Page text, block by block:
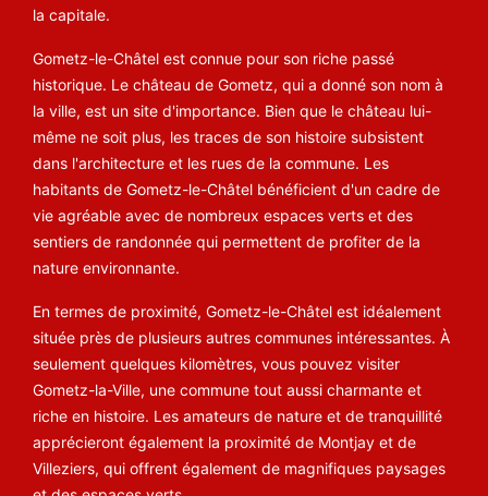
la capitale.
Gometz-le-Châtel est connue pour son riche passé
historique. Le château de Gometz, qui a donné son nom à
la ville, est un site d'importance. Bien que le château lui-
même ne soit plus, les traces de son histoire subsistent
dans l'architecture et les rues de la commune. Les
habitants de Gometz-le-Châtel bénéficient d'un cadre de
vie agréable avec de nombreux espaces verts et des
sentiers de randonnée qui permettent de profiter de la
nature environnante.
En termes de proximité, Gometz-le-Châtel est idéalement
située près de plusieurs autres communes intéressantes. À
seulement quelques kilomètres, vous pouvez visiter
Gometz-la-Ville, une commune tout aussi charmante et
riche en histoire. Les amateurs de nature et de tranquillité
apprécieront également la proximité de Montjay et de
Villeziers, qui offrent également de magnifiques paysages